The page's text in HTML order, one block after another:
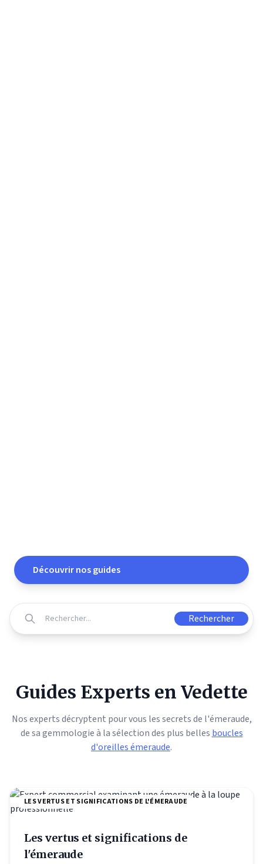
Découvrir nos guides
Rechercher
Guides Experts en Vedette
Nos experts décryptent pour vous les secrets de l'émeraude,
de sa gemmologie à la sélection des plus belles boucles
d'oreilles émeraude.
LES VERTUS ET SIGNIFICATIONS DE L'ÉMERAUDE
Les vertus et significations de
l'émeraude